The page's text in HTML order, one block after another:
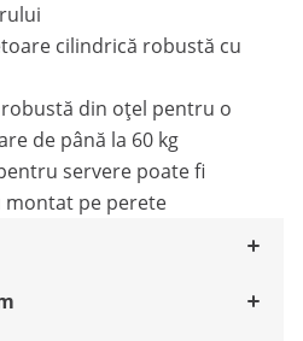
cilindrică robustă cu
din oțel pentru o
de până la 60 kg
servere poate fi
montat pe perete